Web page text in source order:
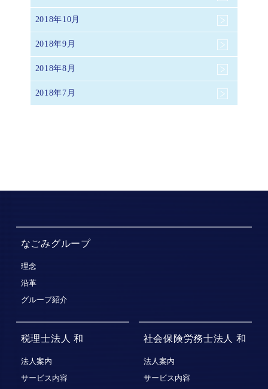
2018年10月
2018年9月
2018年8月
2018年7月
なごみグループ
理念
沿革
グループ紹介
税理士法人 和
法人案内
サービス内容
社会保険労務士法人 和
法人案内
サービス内容